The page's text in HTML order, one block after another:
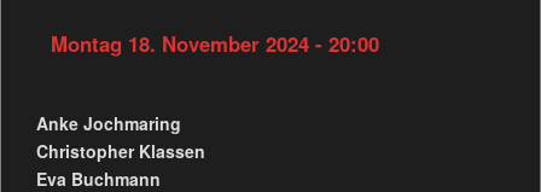
Montag 18. November 2024 - 20:00
Anke Jochmaring
Christopher Klassen
Eva Buchmann